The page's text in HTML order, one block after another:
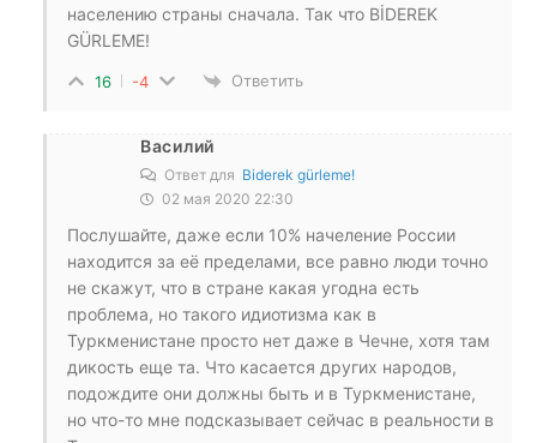
населению страны сначала. Так что BİDEREK
GÜRLEME!
16 -4 Ответить
Василий
Ответ для Biderek gürleme!
02 мая 2020 22:30
Послушайте, даже если 10% начеление России
находится за её пределами, все равно люди точно
не скажут, что в стране какая угодна есть
проблема, но такого идиотизма как в
Туркменистане просто нет даже в Чечне, хотя там
дикость еще та. Что касается других народов,
подождите они должны быть и в Туркменистане,
но что-то мне подсказывает сейчас в реальности в